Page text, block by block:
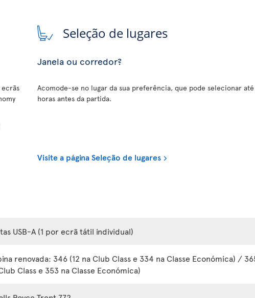
Seleção de lugares
Janela ou corredor?
Acomode-se no lugar da sua preferência, que pode selecionar
horas antes da partida.
Visite a página Seleção de lugares
USB-A (1 por ecrã tátil individual)
renovada: 346 (12 na Club Class e 334 na Classe Económica) /
Class e 353 na Classe Económica)